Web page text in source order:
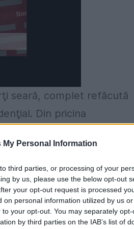
My Personal Information
third parties, or processing of your
by us, please use the below opt-out
your opt-out request is processed
personal information utilized by us
your opt-out. You may separately
by third parties on the IAB’s list of
seară, complet refăcută
Din pricina
anuleze inclusiv
fondurile speculative
a reafirmat intenţia sa